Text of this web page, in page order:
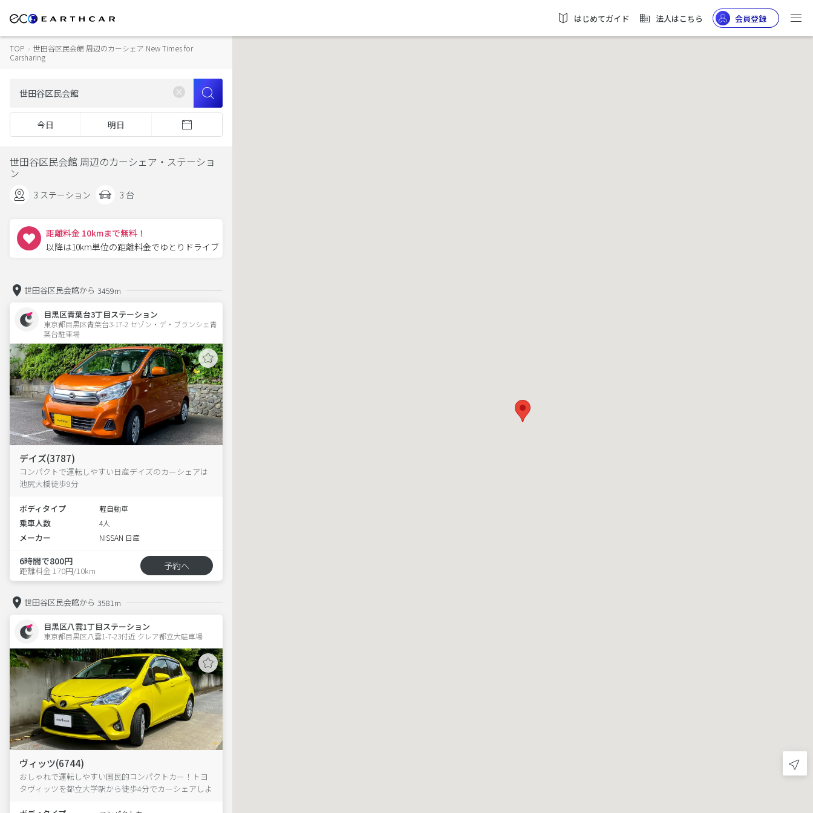
はじめてガイド 法人はこちら 会員登録
TOP › 世田谷区民会館 周辺のカーシェア New Times for
Carsharing
今日 明日
世田谷区民会館 周辺のカーシェア・ステーショ
ン
3 ステーション 3 台
距離料金 10kmまで無料！
以降は10km単位の距離料金でゆとりドライブ
世田谷区民会館から 3459m
目黒区青葉台3丁目ステーション
東京都目黒区青葉台3-17-2 セゾン・デ・ブランシェ青
葉台駐車場
デイズ(3787)
コンパクトで運転しやすい日産デイズのカーシェアは
池尻大橋徒歩9分
ボディタイプ 軽自動車
乗車人数 4人
メーカー NISSAN 日産
6時間で800円
距離料金 170円/10km 予約へ
世田谷区民会館から 3581m
目黒区八雲1丁目ステーション
東京都目黒区八雲1-7-23付近 クレア都立大駐車場
ヴィッツ(6744)
おしゃれで運転しやすい国民的コンパクトカー！トヨ
タヴィッツを都立大学駅から徒歩4分でカーシェアしよ